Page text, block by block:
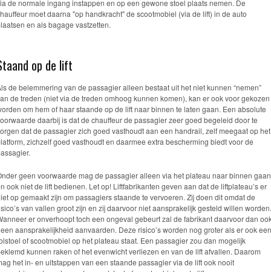
de normale ingang instappen en op een gewone stoel plaats nemen. De
moet daarna "op handkracht" de scootmobiel (via de lift) in de auto
en als bagage vastzetten.
op de lift
de belemmering van de passagier alleen bestaat uit het niet kunnen “nemen”
de treden (niet via de treden omhoog kunnen komen), kan er ook voor gekozen
om hem of haar staande op de lift naar binnen te laten gaan. Een absolute
daarbij is dat de chauffeur de passagier zeer goed begeleid door te
dat de passagier zich goed vasthoudt aan een handrail, zelf meegaat op het
zichzelf goed vasthoudt en daarmee extra bescherming biedt voor de
geen voorwaarde mag de passagier alleen via het plateau naar binnen gaan
ook niet de lift bedienen. Let op! Liftfabrikanten geven aan dat de liftplateau’s er
op gemaakt zijn om passagiers staande te vervoeren. Zij doen dit omdat de
van vallen groot zijn en zij daarvoor niet aansprakelijk gesteld willen worden.
er onverhoopt toch een ongeval gebeurt zal de fabrikant daarvoor dan
aansprakelijkheid aanvaarden. Deze risico’s worden nog groter als er ook
of scootmobiel op het plateau staat. Een passagier zou dan mogelijk
kunnen raken of het evenwicht verliezen en van de lift afvallen. Daarom
het in- en uitstappen van een staande passagier via de lift ook nooit